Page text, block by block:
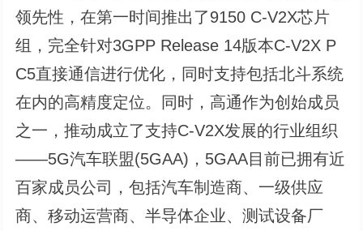
领先性，在第一时间推出了9150 C-V2X芯片
组，完全针对3GPP Release 14版本C-V2X P
C5直接通信进行优化，同时支持包括北斗系统
在内的高精度定位。同时，高通作为创始成员
之一，推动成立了支持C-V2X发展的行业组织
——5G汽车联盟(5GAA)，5GAA目前已拥有近
百家成员公司，包括汽车制造商、一级供应
商、移动运营商、半导体企业、测试设备厂